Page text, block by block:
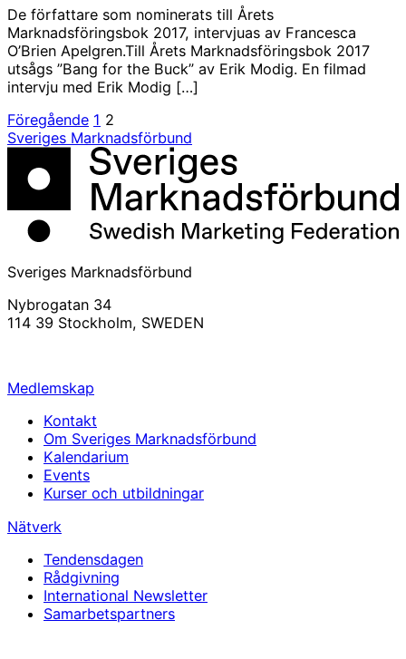
De författare som nominerats till Årets
Marknadsföringsbok 2017, intervjuas av Francesca
O’Brien Apelgren.Till Årets Marknadsföringsbok 2017
utsågs ”Bang for the Buck” av Erik Modig. En filmad
intervju med Erik Modig […]
Sidnumrering
för
inlägg
Föregående 1 2
Sveriges Marknadsförbund
Sveriges Marknadsförbund
Nybrogatan 34
114 39 Stockholm, SWEDEN
Medlemskap
Kontakt
Om Sveriges Marknadsförbund
Kalendarium
Events
Kurser och utbildningar
Nätverk
Tendensdagen
Rådgivning
International Newsletter
Samarbetspartners